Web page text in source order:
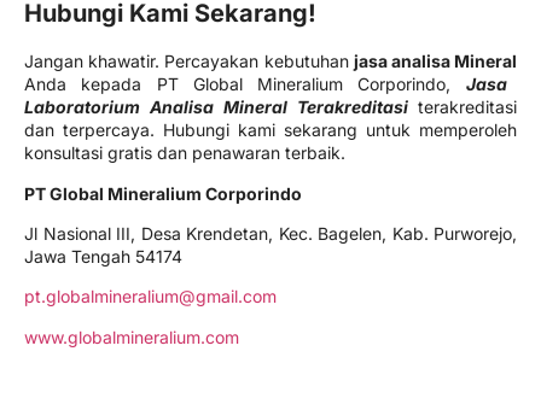
Hubungi Kami Sekarang!
Jangan khawatir. Percayakan kebutuhan jasa analisa Mineral
Anda kepada PT Global Mineralium Corporindo, Jasa
Laboratorium Analisa Mineral Terakreditasi terakreditasi
dan terpercaya. Hubungi kami sekarang untuk memperoleh
konsultasi gratis dan penawaran terbaik.
PT Global Mineralium Corporindo
Jl Nasional III, Desa Krendetan, Kec. Bagelen, Kab. Purworejo,
Jawa Tengah 54174
pt.globalmineralium@gmail.com
www.globalmineralium.com